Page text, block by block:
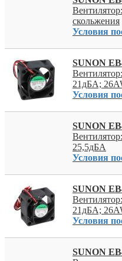
скольжения
Условия
SUNON
21дБА;
Условия
SUNON
25,5дБА
Условия
SUNON
21дБА;
Условия
SUNON